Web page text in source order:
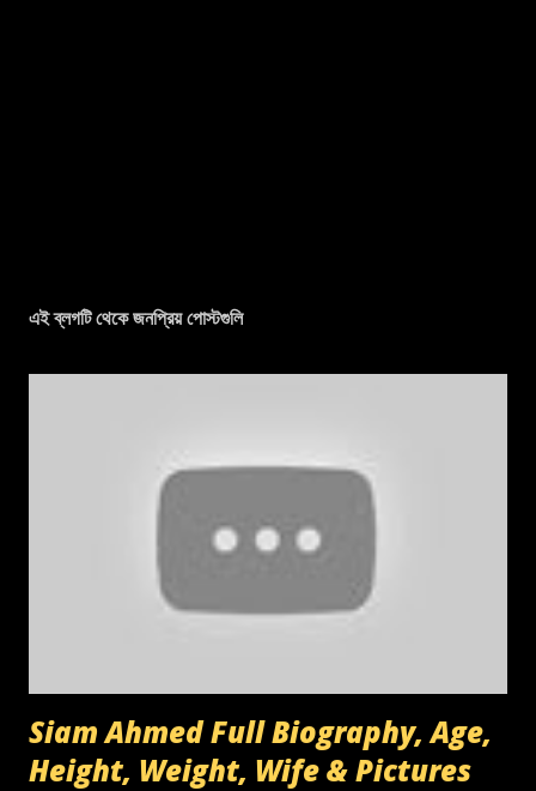
এই ব্লগটি থেকে জনপ্রিয় পোস্টগুলি
Siam Ahmed Full Biography, Age,
Height, Weight, Wife & Pictures